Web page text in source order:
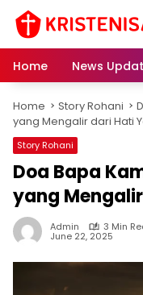
Home News
Home Story Rohani
yang Mengalir dari Hati
Story Rohani
Doa Bapa
yang
Admin 3 Min
June 22, 2025